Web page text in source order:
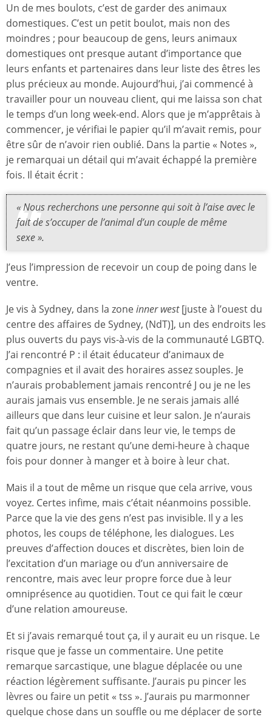
Un de mes boulots, c’est de garder des animaux
domestiques. C’est un petit boulot, mais non des
moindres ; pour beaucoup de gens, leurs animaux
domestiques ont presque autant d’importance que
leurs enfants et partenaires dans leur liste des êtres les
plus précieux au monde. Aujourd’hui, j’ai commencé à
travailler pour un nouveau client, qui me laissa son chat
le temps d’un long week-end. Alors que je m’apprêtais à
commencer, je vérifiai le papier qu’il m’avait remis, pour
être sûr de n’avoir rien oublié. Dans la partie « Notes »,
je remarquai un détail qui m’avait échappé la première
fois. Il était écrit :
« Nous recherchons une personne qui soit à l’aise avec le
fait de s’occuper de l’animal d’un couple de même
sexe ».
J’eus l’impression de recevoir un coup de poing dans le
ventre.
Je vis à Sydney, dans la zoneinner west[juste à l’ouest du
centre des affaires de Sydney, (NdT)], un des endroits les
plus ouverts du pays vis-à-vis de la communauté LGBTQ.
J’ai rencontré P : il était éducateur d’animaux de
compagnies et il avait des horaires assez souples. Je
n’aurais probablement jamais rencontré J ou je ne les
aurais jamais vus ensemble. Je ne serais jamais allé
ailleurs que dans leur cuisine et leur salon. Je n’aurais
fait qu’un passage éclair dans leur vie, le temps de
quatre jours, ne restant qu’une demi-heure à chaque
fois pour donner à manger et à boire à leur chat.
Mais il a tout de même un risque que cela arrive, vous
voyez. Certes infime, mais c’était néanmoins possible.
Parce que la vie des gens n’est pas invisible. Il y a les
photos, les coups de téléphone, les dialogues. Les
preuves d’affection douces et discrètes, bien loin de
l’excitation d’un mariage ou d’un anniversaire de
rencontre, mais avec leur propre force due à leur
omniprésence au quotidien. Tout ce qui fait le cœur
d’une relation amoureuse.
Et si j’avais remarqué tout ça, il y aurait eu un risque. Le
risque que je fasse un commentaire. Une petite
remarque sarcastique, une blague déplacée ou une
réaction légèrement suffisante. J’aurais pu pincer les
lèvres ou faire un petit « tss ». J’aurais pu marmonner
quelque chose dans un souffle ou me déplacer de sorte